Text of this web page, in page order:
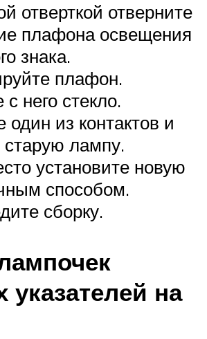
отверткой отверните
плафона освещения
знака.
плафон.
него стекло.
один из контактов и
лампу.
установите новую
способом.
сборку.
на